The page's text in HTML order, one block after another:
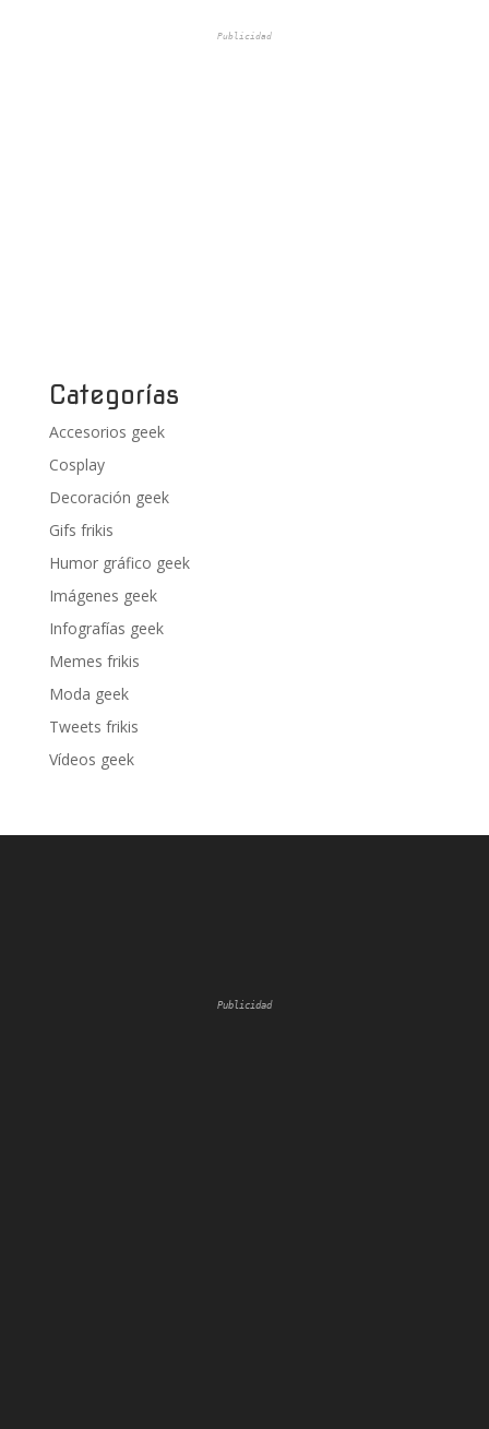
Publicidad
Categorías
Accesorios geek
Cosplay
Decoración geek
Gifs frikis
Humor gráfico geek
Imágenes geek
Infografías geek
Memes frikis
Moda geek
Tweets frikis
Vídeos geek
Publicidad